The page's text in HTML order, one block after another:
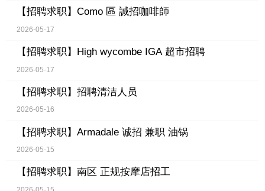
【招聘求职】 Como 區 誠招咖啡師
2026-05-17
【招聘求职】 High wycombe IGA 超市招聘
2026-05-17
【招聘求职】 招聘清洁人员
2026-05-16
【招聘求职】 Armadale 诚招 兼职 油锅
2026-05-15
【招聘求职】 南区 正规按摩店招工